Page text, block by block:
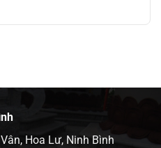
Hoa Lư, Ninh Bình